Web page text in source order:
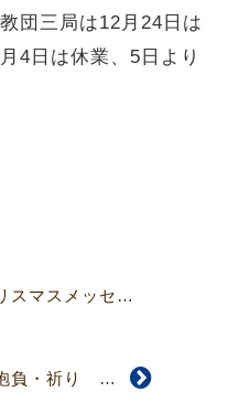
団三局は12月24日は
4日は休業、5日より
【4713・14号】クリスマスメッセージ 大いなる神の偉大な救い
【4713・14号】三役の抱負・祈り 主の伝道命令に全力で従う決意